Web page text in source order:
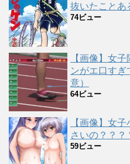
抜いたことあ
74ビュー
【画像】女
ンがエ口すぎ
意）
64ビュー
【画像】女
さいの？？？
59ビュー